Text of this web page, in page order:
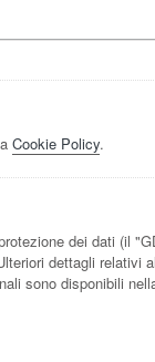
Cookie Policy.
dei dati (il
dettagli relativi
sono disponibili